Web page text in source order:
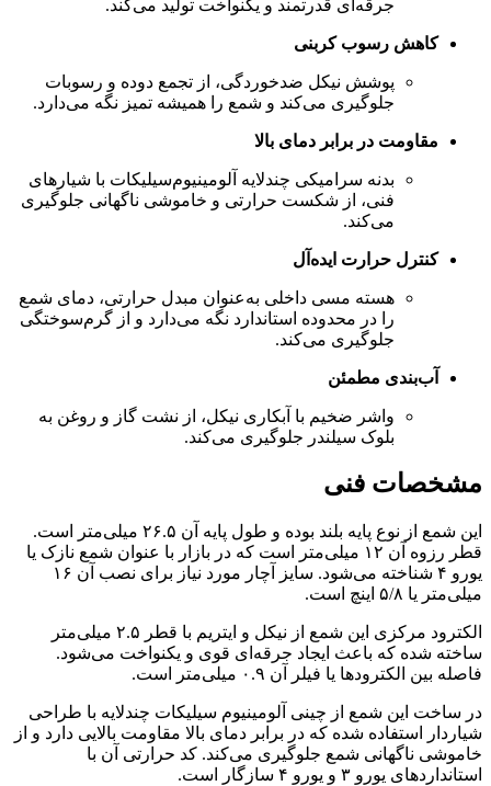
جرقه‌ای قدرتمند و یکنواخت تولید می‌کند.
کاهش رسوب کربنی
پوشش نیکل ضدخوردگی، از تجمع دوده و رسوبات
جلوگیری می‌کند و شمع را همیشه تمیز نگه می‌دارد.
مقاومت در برابر دمای بالا
بدنه سرامیکی چندلایه آلومینیوم‌سیلیکات با شیارهای
فنی، از شکست حرارتی و خاموشی ناگهانی جلوگیری
می‌کند.
کنترل حرارت ایده‌آل
هسته مسی داخلی به‌عنوان مبدل حرارتی، دمای شمع
را در محدوده استاندارد نگه می‌دارد و از گرم‌سوختگی
جلوگیری می‌کند.
آب‌بندی مطمئن
واشر ضخیم با آبکاری نیکل، از نشت گاز و روغن به
بلوک سیلندر جلوگیری می‌کند.
مشخصات فنی
این شمع از نوع پایه بلند بوده و طول پایه آن ۲۶.۵ میلی‌متر است.
قطر رزوه آن ۱۲ میلی‌متر است که در بازار با عنوان شمع نازک یا
یورو ۴ شناخته می‌شود. سایز آچار مورد نیاز برای نصب آن ۱۶
میلی‌متر یا ۵/۸ اینچ است.
الکترود مرکزی این شمع از نیکل و ایتریم با قطر ۲.۵ میلی‌متر
ساخته شده که باعث ایجاد جرقه‌ای قوی و یکنواخت می‌شود.
فاصله بین الکترودها یا فیلر آن ۰.۹ میلی‌متر است.
در ساخت این شمع از چینی آلومینیوم سیلیکات چندلایه با طراحی
شیاردار استفاده شده که در برابر دمای بالا مقاومت بالایی دارد و از
خاموشی ناگهانی شمع جلوگیری می‌کند. کد حرارتی آن با
استانداردهای یورو ۳ و یورو ۴ سازگار است.